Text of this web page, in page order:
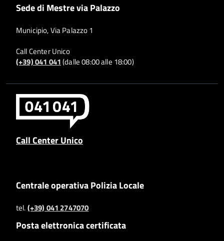
Sede di Mestre via Palazzo
Municipio, Via Palazzo 1
Call Center Unico
(+39) 041 041(dalle 08:00 alle 18:00)
Call Center Unico
Centrale operativa Polizia Locale
tel.(+39) 041 2747070
Posta elettronica certificata